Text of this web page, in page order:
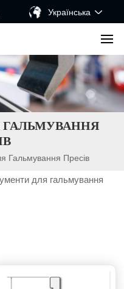
Українська
ГАЛЬМУВАННЯ
Гальмування Пресів
для гальмування